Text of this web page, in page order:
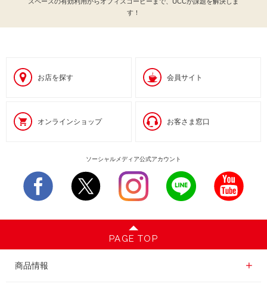
す！
お店を探す 会員サイト
オンラインショップ お客さま窓口
ソーシャルメディア公式アカウント
PAGE TOP
商品情報
商品情報一覧